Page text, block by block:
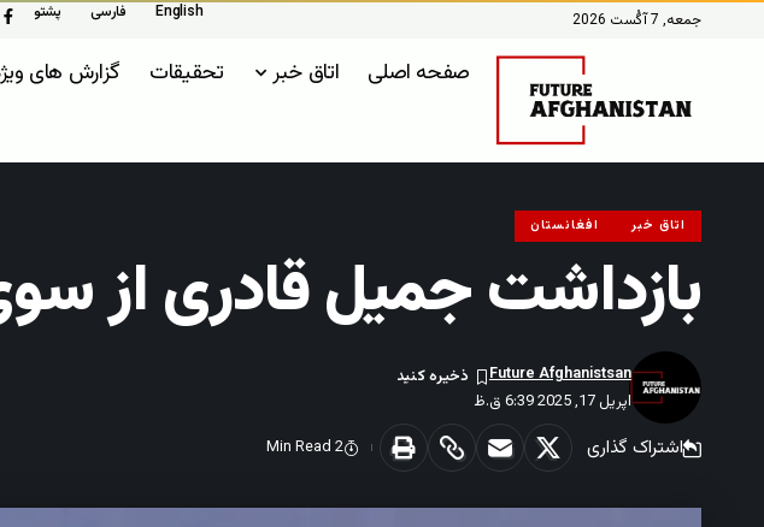
جمعه, 7 آگُست 2026 English فارسی پشتو
صفحه اصلی اتاق خبر تحقیقات گزارش های
اتاق خبر افغانستان
بازداشت جمیل قادری از
اپریل 17, 2025 6:39 ق.ظ
Future Afghanistsan
اشتراک گذاری 2 Min Read